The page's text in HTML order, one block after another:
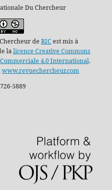
Du Chercheur
de RIC est mis à
lalicence Creative Commons
4.0 International.
www.revuechercheur.com
5889